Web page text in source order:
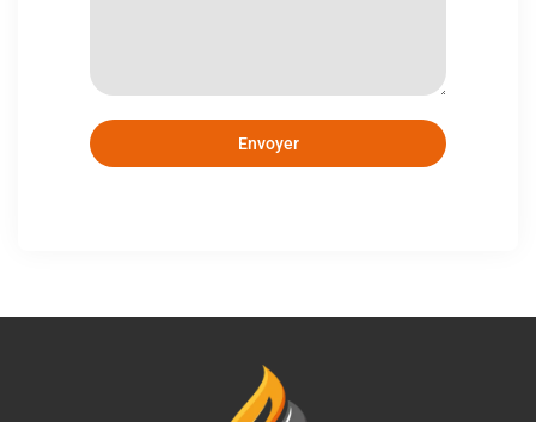
Envoyer